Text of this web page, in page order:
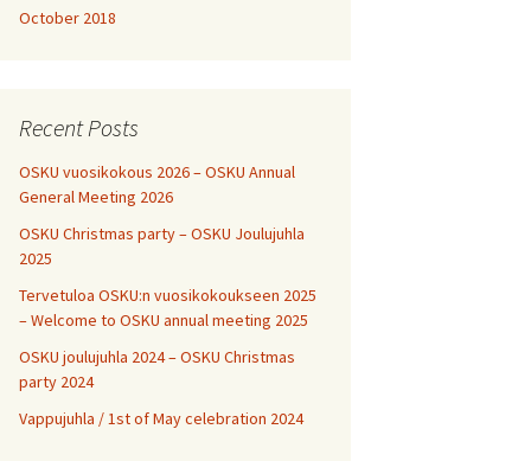
October 2018
Recent Posts
OSKU vuosikokous 2026 – OSKU Annual
General Meeting 2026
OSKU Christmas party – OSKU Joulujuhla
2025
Tervetuloa OSKU:n vuosikokoukseen 2025
– Welcome to OSKU annual meeting 2025
OSKU joulujuhla 2024 – OSKU Christmas
party 2024
Vappujuhla / 1st of May celebration 2024